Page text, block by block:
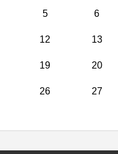
5 6
12 13
19 20
26 27